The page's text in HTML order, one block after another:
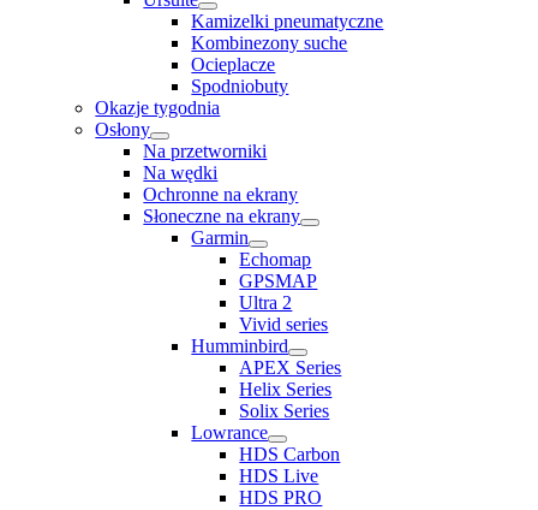
Kamizelki pneumatyczne
Kombinezony suche
Ocieplacze
Spodniobuty
Okazje tygodnia
Osłony
Na przetworniki
Na wędki
Ochronne na ekrany
Słoneczne na ekrany
Garmin
Echomap
GPSMAP
Ultra 2
Vivid series
Humminbird
APEX Series
Helix Series
Solix Series
Lowrance
HDS Carbon
HDS Live
HDS PRO